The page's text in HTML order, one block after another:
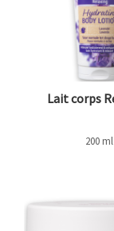
Lait corps
200 ml